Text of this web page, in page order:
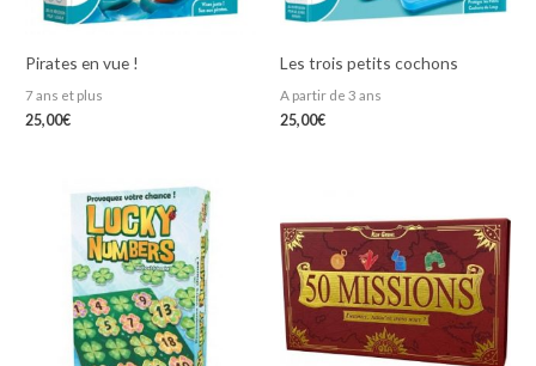
Pirates en vue !
7 ans et plus
25,00€
Les trois petits cochons
A partir de 3 ans
25,00€